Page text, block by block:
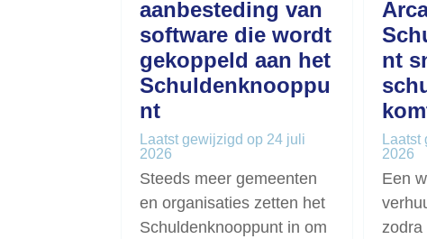
aanbesteding van
software die wordt
gekoppeld aan het
Schuldenknooppu
nt
Laatst gewijzigd op 24 juli
2026
Steeds meer gemeenten
en organisaties zetten het
Schuldenknooppunt in om
nt
Laatst
2026
Een
zodra